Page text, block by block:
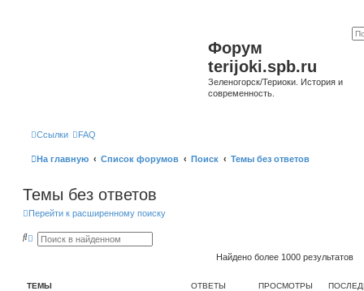
Форум
terijoki.spb.ru
Зеленогорск/Териоки. История и
современность.
Ссылки FAQ
На главную Список форумов Поиск Темы без ответов
Темы без ответов
Перейти к расширенному поиску
П Р
р
Найдено более 1000 результатов
ТЕМЫ ОТВЕТЫ ПРОСМОТРЫ